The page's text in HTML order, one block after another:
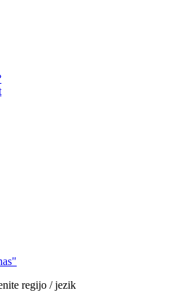
regijo / jezik